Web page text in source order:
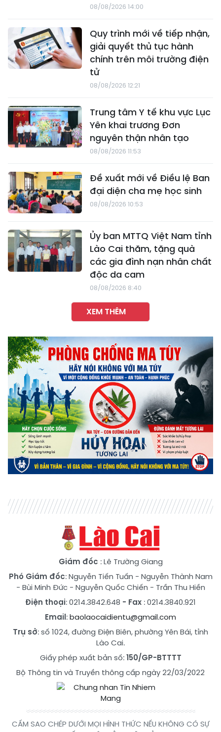
08/08/2026 14:00
Quy trình mới về tiếp nhận,
giải quyết thủ tục hành
chính trên môi trường điện
tử
08/08/2026 12:21
Trung tâm Y tế khu vực Lục
Yên khai trương Đơn
nguyên thận nhân tạo
08/08/2026 11:53
Đề xuất mới về Điều lệ Ban
đại diện cha mẹ học sinh
08/08/2026 10:53
Ủy ban MTTQ Việt Nam tỉnh
Lào Cai thăm, tặng quà
các gia đình nạn nhân chất
độc da cam
08/08/2026 8:40
XEM THÊM
Giám đốc : Lê Trường Giang
Phó Giám đốc:Nguyễn Tiến Tuấn - Nguyễn Thành Nam
- Bùi Minh Đức- Nguyễn Quốc Chiến - Trần Thu Hiền
Điện thoại: 0214.3842.648 - Fax : 0214.3840.921
Email:baolaocaidientu@gmail.com
Trụ sở: số 1024, đường Điện Biên, phường Yên Bái, tỉnh
Lào Cai.
Giấy phép xuất bản số:150/GP-BTTTT
Bộ Thông tin và Truyền thông cấp ngày 22/03/2022
CẤM SAO CHÉP DƯỚI MỌI HÌNH THỨC NẾU KHÔNG CÓ SỰ